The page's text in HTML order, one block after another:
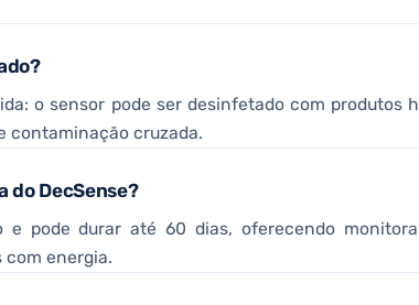
o sensor pode ser desinfetado com produtos
contaminação cruzada.
do DecSense?
pode durar até 60 dias, oferecendo
com energia.